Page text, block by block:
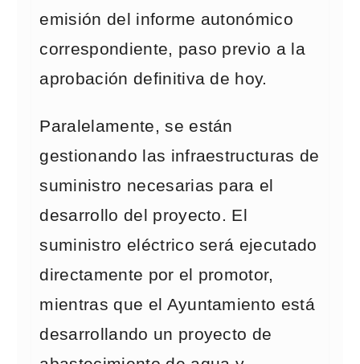
emisión del informe autonómico
correspondiente, paso previo a la
aprobación definitiva de hoy.
Paralelamente, se están
gestionando las infraestructuras de
suministro necesarias para el
desarrollo del proyecto. El
suministro eléctrico será ejecutado
directamente por el promotor,
mientras que el Ayuntamiento está
desarrollando un proyecto de